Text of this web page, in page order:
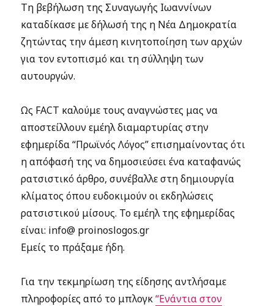
Τη βεβήλωση της Συναγωγής Ιωαννίνων
καταδίκασε με δήλωσή της η Νέα Δημοκρατία
ζητώντας την άμεση κινητοποίηση των αρχών
για τον εντοπισμό και τη σύλληψη των
αυτουργών.
Ως FACT καλούμε τους αναγνώστες μας να
αποστείλλουν εμέηλ διαμαρτυρίας στην
εφημερίδα “Πρωϊνός Λόγος” επισημαίνοντας ότι
η απόφασή της να δημοσιεύσει ένα καταφανώς
ρατσιστικό άρθρο, συνέβαλλε στη δημιουργία
κλίματος όπου ευδοκιμούν οι εκδηλώσεις
ρατσιστικού μίσους. Το εμέηλ της εφημερίδας
είναι: info@ proinoslogos.gr
Εμείς το πράξαμε ήδη.
Για την τεκμηρίωση της είδησης αντλήσαμε
πληροφορίες από το μπλογκ“Ενάντια στον